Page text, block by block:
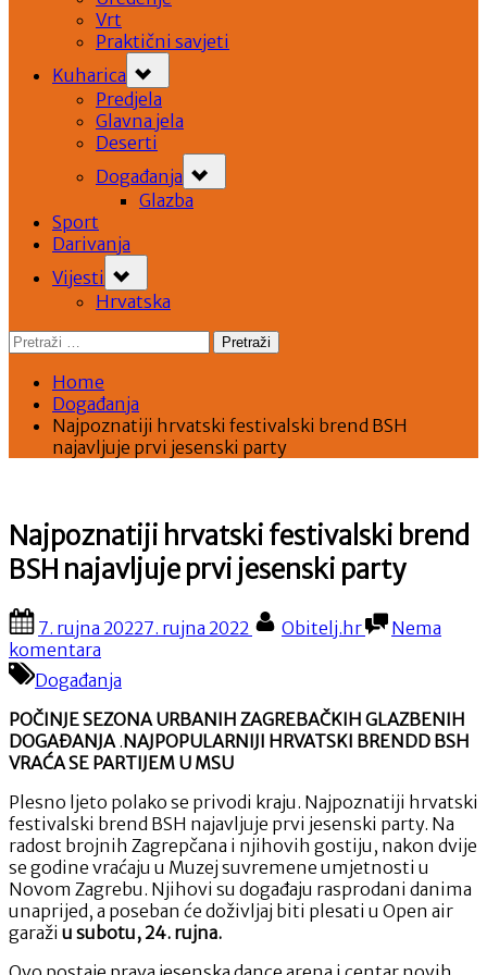
Vrt
Praktični savjeti
Kuharica
sub-
menu
Predjela
Glavna jela
Deserti
Događanja
sub-
menu
Glazba
Sport
Darivanja
Vijesti
sub-
menu
Hrvatska
Pretraži:
Home
Događanja
Najpoznatiji hrvatski festivalski brend BSH
najavljuje prvi jesenski party
Najpoznatiji hrvatski festivalski brend
BSH najavljuje prvi jesenski party
Posted
on
7. rujna 20227. rujna 2022 By
Obitelj.hr
Nema
komentara
Najpoznatiji
hrvatski
festivalski
brend
BSH
najavljuje
prvi
jesenski
party
Događanja
POČINJE SEZONA URBANIH ZAGREBAČKIH GLAZBENIH
DOGAĐANJA .NAJPOPULARNIJI HRVATSKI BRENDD BSH
VRAĆA SE PARTIJEM U MSU
Plesno ljeto polako se privodi kraju. Najpoznatiji hrvatski
festivalski brend BSH najavljuje prvi jesenski party. Na
radost brojnih Zagrepčana i njihovih gostiju, nakon dvije
se godine vraćaju u Muzej suvremene umjetnosti u
Novom Zagrebu. Njihovi su događaju rasprodani danima
unaprijed, a poseban će doživljaj biti plesati u Open air
garaži u subotu, 24. rujna.